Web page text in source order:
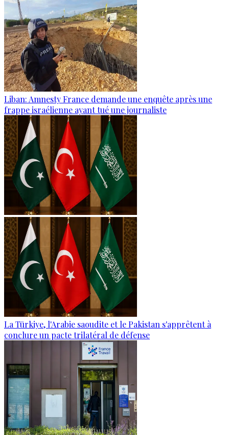
Liban: Amnesty France demande une enquête après une
frappe israélienne ayant tué une journaliste
La Türkiye, l'Arabie saoudite et le Pakistan s'apprêtent à
conclure un pacte trilatéral de défense